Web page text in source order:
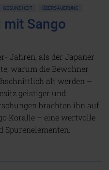
GESUNDHEIT ÜBERSÄUERUNG
mit Sango
Jahren, als der Japaner
warum die Bewohner
alt werden –
geistiger und
brachten ihn auf
Koralle – eine wertvolle